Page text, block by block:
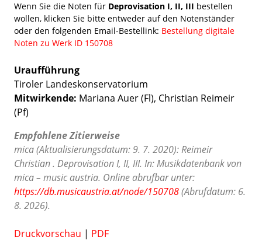
Wenn Sie die Noten für Deprovisation I, II, III bestellen
wollen, klicken Sie bitte entweder auf den Notenständer
oder den folgenden Email-Bestellink: Bestellung digitale
Noten zu Werk ID 150708
Uraufführung
Tiroler Landeskonservatorium
Mitwirkende: Mariana Auer (Fl), Christian Reimeir
(Pf)
Empfohlene Zitierweise
mica (Aktualisierungsdatum: 9. 7. 2020): Reimeir
Christian . Deprovisation I, II, III. In: Musikdatenbank von
mica – music austria. Online abrufbar unter:
https://db.musicaustria.at/node/150708(Abrufdatum: 6.
8. 2026).
Druckvorschau | PDF